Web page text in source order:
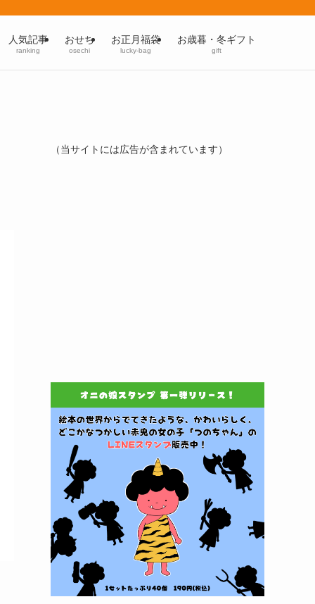
人気記事
ranking
おせち
osechi
お正月福袋
lucky-bag
お歳暮・冬ギフト
gift
（当サイトには広告が含まれています）